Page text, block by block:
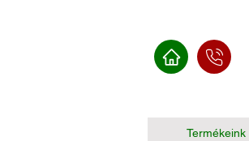
Termékeink